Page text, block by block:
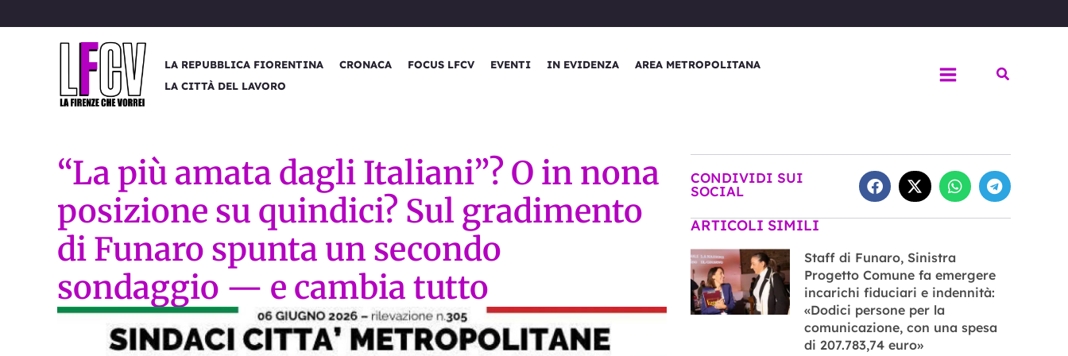
al
LA REPUBBLICA FIORENTINA CRONACA FOCUS LFCV EVENTI IN EVIDENZA
AREA METROPOLITANA
LA CITTÀ DEL LAVORO
Cerca
“La più amata dagli Italiani”? O in nona
posizione su quindici? Sul gradimento
di Funaro spunta un secondo
sondaggio — e cambia tutto
CONDIVIDI SUI
SOCIAL
ARTICOLI SIMILI
Staff di Funaro, Sinistra
Progetto Comune fa emergere
incarichi fiduciari e indennità:
«Dodici persone per la
comunicazione, con una spesa
di 207.783,74 euro»